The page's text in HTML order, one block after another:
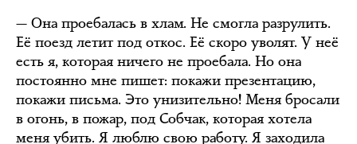
— Она проебалась в хлам. Не смогла разрулить.
Её поезд летит под откос. Её скоро уволят. У неё
есть я, которая ничего не проебала. Но она
постоянно мне пишет: покажи презентацию,
покажи письма. Это унизительно! Меня бросали
в огонь, в пожар, под Собчак, которая хотела
меня убить. Я люблю свою работу. Я заходила